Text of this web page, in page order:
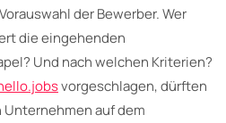
der Bewerber. Wer
die eingehenden
Und nach welchen Kriterien?
vorgeschlagen, dürften
auf dem